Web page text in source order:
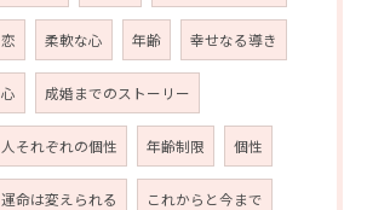
恋 柔軟な心 年齢 幸せなる導き
心 成婚までのストーリー
人それぞれの個性 年齢制限 個性
運命は変えられる これからと今まで